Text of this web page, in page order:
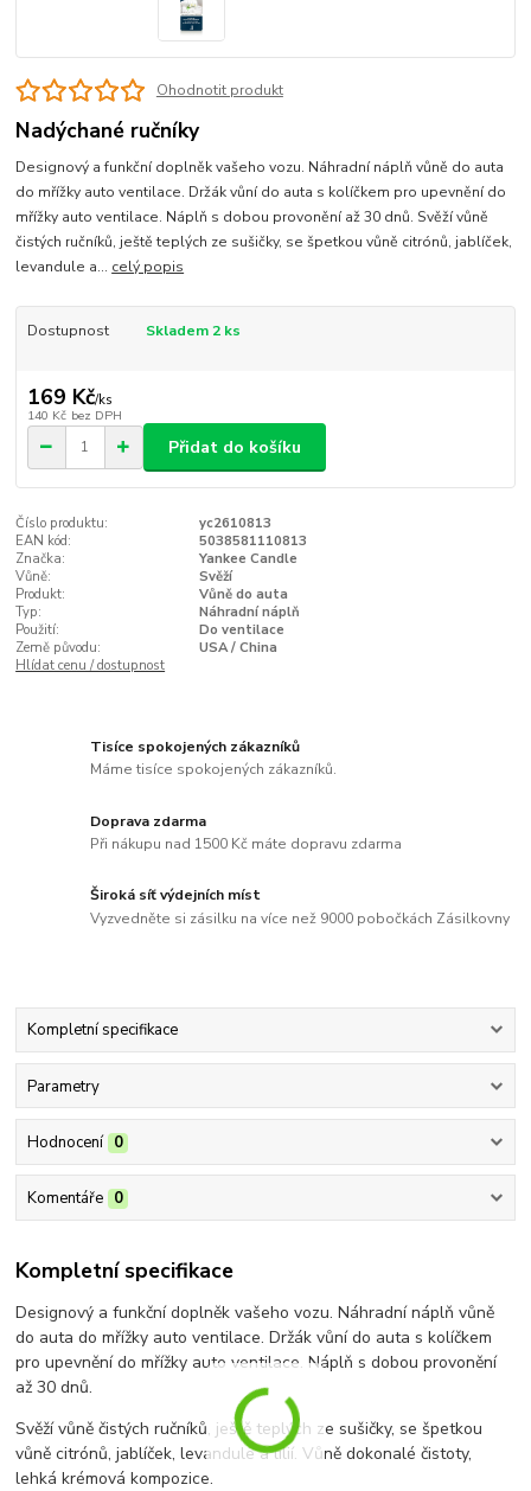
Ohodnotit produkt
Nadýchané ručníky
Designový a funkční doplněk vašeho vozu. Náhradní náplň vůně do auta
do mřížky auto ventilace. Držák vůní do auta s kolíčkem pro upevnění do
mřížky auto ventilace. Náplň s dobou provonění až 30 dnů. Svěží vůně
čistých ručníků, ještě teplých ze sušičky, se špetkou vůně citrónů, jablíček,
levandule a... celý popis
Dostupnost Skladem 2 ks
169 Kč/ks
140 Kč bez DPH
Přidat do košíku
Číslo produktu:
yc2610813
EAN kód:
5038581110813
Značka:
Yankee Candle
Vůně:
Svěží
Produkt:
Vůně do auta
Typ:
Náhradní náplň
Použití:
Do ventilace
Země původu:
USA / China
Hlídat cenu / dostupnost
Tisíce spokojených zákazníků
Máme tisíce spokojených zákazníků.
Doprava zdarma
Při nákupu nad 1500 Kč máte dopravu zdarma
Široká síť výdejních míst
Vyzvedněte si zásilku na více než 9000 pobočkách Zásilkovny
Kompletní specifikace
Parametry
Hodnocení 0
Komentáře 0
Kompletní specifikace
Designový a funkční doplněk vašeho vozu. Náhradní náplň vůně
do auta do mřížky auto ventilace. Držák vůní do auta s kolíčkem
pro upevnění do mřížky auto ventilace. Náplň s dobou provonění
až 30 dnů.
Svěží vůně čistých ručníků, ještě teplých ze sušičky, se špetkou
vůně citrónů, jablíček, levandule a lilií. Vůně dokonalé čistoty,
lehká krémová kompozice.